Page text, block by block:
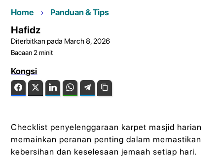
Home Panduan & Tips
Hafidz
Diterbitkan pada March 8, 2026
Bacaan 2 minit
Kongsi
FacebookTwitter LinkedIn WhatsAppTelegram
Checklist penyelenggaraan karpet masjid harian
memainkan peranan penting dalam memastikan
kebersihan dan keselesaan jemaah setiap hari.